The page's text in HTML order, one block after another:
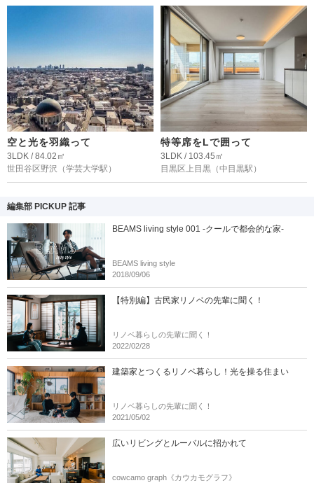
空と光を羽織って
3LDK / 84.02㎡
世田谷区野沢 （学芸大学駅）
特等席をLで囲って
3LDK / 103.45㎡
目黒区上目黒 （中目黒駅）
編集部 PICKUP 記事
BEAMS living style 001 -クールで都会的な家-
BEAMS living style
2018/09/06
【特別編】古民家リノベの先輩に聞く！
リノベ暮らしの先輩に聞く！
2022/02/28
建築家とつくるリノベ暮らし！光を操る住まい
リノベ暮らしの先輩に聞く！
2021/05/02
広いリビングとルーバルに招かれて
cowcamo graph《カウカモグラフ》